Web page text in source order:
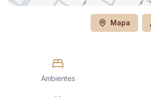
Mapa
Ambientes